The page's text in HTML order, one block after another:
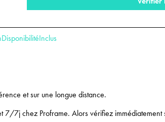
DisponibilitéInclus
et sur une longue distance.
7j chez Proframe. Alors vérifiez immédiatement